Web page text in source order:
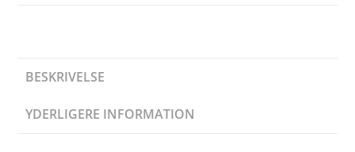
BESKRIVELSE
YDERLIGERE INFORMATION